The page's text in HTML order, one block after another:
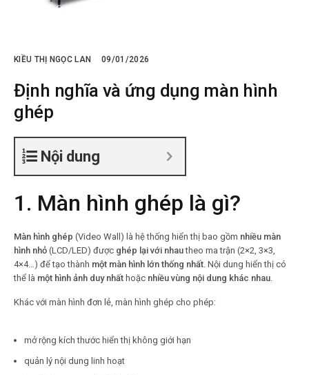
KIỀU THỊ NGỌC LAN 09/01/2026
Định nghĩa và ứng dụng màn hình
ghép
Nội dung
1. Màn hình ghép là gì?
Màn hình ghép (Video Wall) là hệ thống hiển thị bao gồm nhiều màn
hình nhỏ (LCD/LED) được ghép lại với nhautheo ma trận (2×2, 3×3,
4×4…) để tạo thành một màn hình lớn thống nhất . Nội dung hiển thị có
thể là một hình ảnh duy nhất hoặc nhiều vùng nội dung khác nhau
Khác với màn hình đơn lẻ, màn hình ghép cho phép:
mở rộng kích thước hiển thị không giới hạn
quản lý nội dung linh hoạt